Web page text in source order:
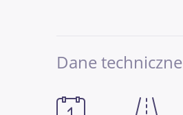
Dane techniczne